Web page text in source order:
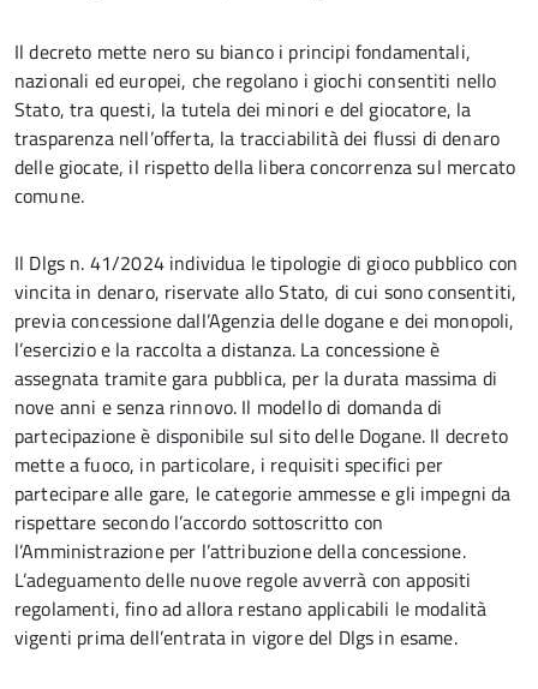
Il decreto mette nero su bianco i principi fondamentali,
nazionali ed europei, che regolano i giochi consentiti nello
Stato, tra questi, la tutela dei minori e del giocatore, la
trasparenza nell’offerta, la tracciabilità dei flussi di denaro
delle giocate, il rispetto della libera concorrenza sul mercato
comune.
Il Dlgs n. 41/2024 individua le tipologie di gioco pubblico con
vincita in denaro, riservate allo Stato, di cui sono consentiti,
previa concessione dall’Agenzia delle dogane e dei monopoli,
l’esercizio e la raccolta a distanza. La concessione è
assegnata tramite gara pubblica, per la durata massima di
nove anni e senza rinnovo. Il modello di domanda di
partecipazione è disponibile sul sito delle Dogane. Il decreto
mette a fuoco, in particolare, i requisiti specifici per
partecipare alle gare, le categorie ammesse e gli impegni da
rispettare secondo l’accordo sottoscritto con
l’Amministrazione per l’attribuzione della concessione.
L’adeguamento delle nuove regole avverrà con appositi
regolamenti, fino ad allora restano applicabili le modalità
vigenti prima dell’entrata in vigore del Dlgs in esame.